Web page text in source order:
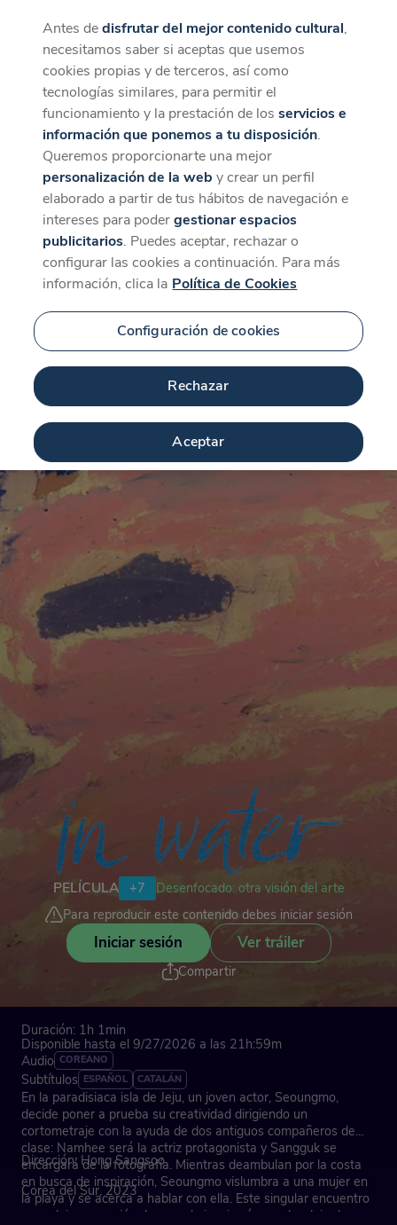
CaixaForum+
La mejor experiencia desde la App
Descargar
PELÍCULA +7
Desenfocado: otra visión del arte
Para reproducir este contenido debes iniciar sesión
Iniciar sesión Ver tráiler
Compartir
Duración: 1h 1min
Disponible hasta el 9/27/2026 a las 21h:59m
Audio COREANO
Subtítulos ESPAÑOL CATALÁN
En la paradisiaca isla de Jeju, un joven actor, Seoungmo,
decide poner a prueba su creatividad dirigiendo un
cortometraje con la ayuda de dos antiguos compañeros de
clase: Namhee será la actriz protagonista y Sangguk se
encargará de la fotografía. Mientras deambulan por la costa
en busca de inspiración, Seoungmo vislumbra a una mujer en
la playa y se acerca a hablar con ella. Este singular encuentro
y una lejana canción de amor le inspirarán en el rodaje de su
Dirección: Hong Sangsoo
Corea del Sur, 2023
Antes dedisfrutar del mejor contenido cultural,
necesitamos saber si aceptas que usemos
cookies propias y de terceros, así como
tecnologías similares, para permitir el
funcionamiento y la prestación de losservicios e
información que ponemos a tu disposición.
Queremos proporcionarte una mejor
personalización de la web y crear un perfil
elaborado a partir de tus hábitos de navegación e
intereses para podergestionar espacios
publicitarios. Puedes aceptar, rechazar o
configurar las cookies a continuación. Para más
información, clica la Política de Cookies
Configuración de cookies
Rechazar
Aceptar